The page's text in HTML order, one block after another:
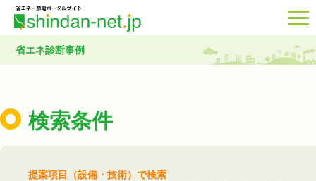
省エネ診断事例
検索条件
提案項目（設備・技術）で検索